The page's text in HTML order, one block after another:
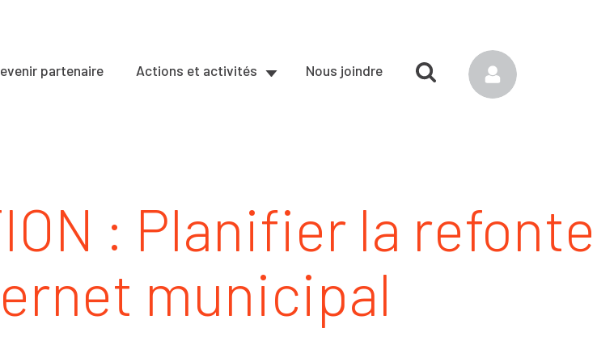
partenaire Actions et activités Nous joindre
: Planifier la refonte
municipal